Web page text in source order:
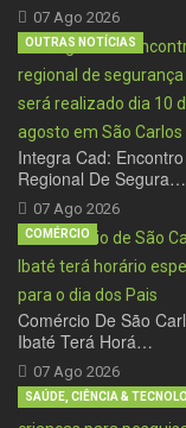
07 Ago 2026
Integra Cad: Encontro
Regional De Segura…
07 Ago 2026
OUTRAS NOTÍCIAS
Comércio De São
Ibaté Terá Horá…
07 Ago 2026
COMÉRCIO
SAÚDE, CIÊNCIA &